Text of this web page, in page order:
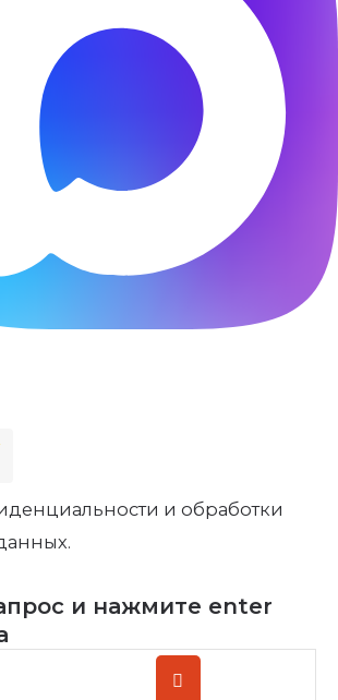
и обработки
и нажмите enter